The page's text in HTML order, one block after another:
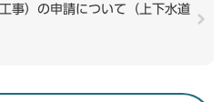
事）の申請について（上下水道